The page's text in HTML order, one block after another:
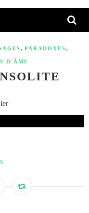
, PARADOXES ,
D'ÂME